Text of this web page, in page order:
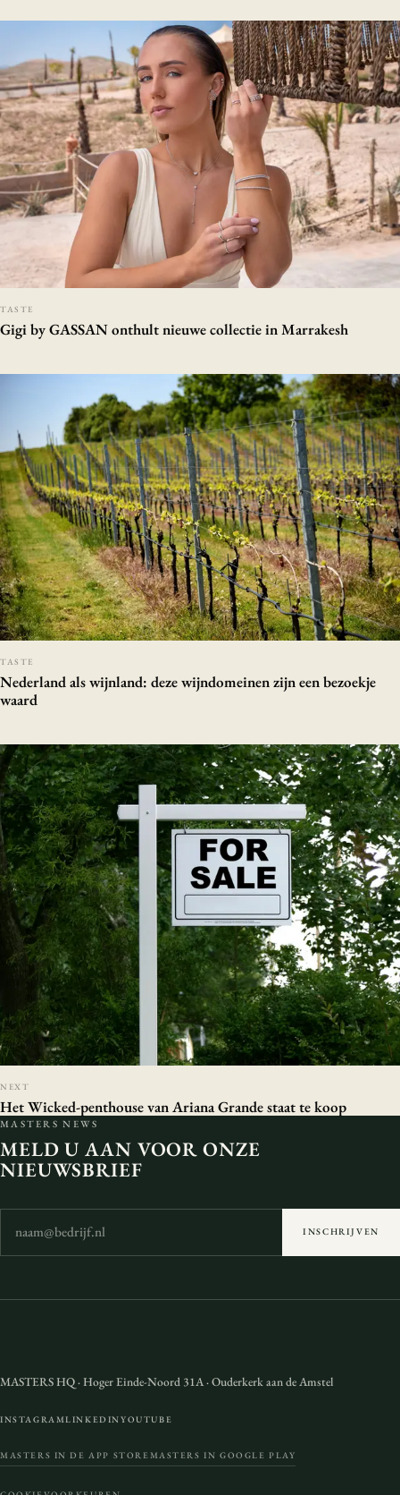
TASTE
Gigi by GASSAN onthult nieuwe collectie in Marrakesh
TASTE
Nederland als wijnland: deze wijndomeinen zijn een bezoekje
waard
NEXT
Het Wicked-penthouse van Ariana Grande staat te koop
MASTERS NEWS
MELD U AAN VOOR ONZE
NIEUWSBRIEF
INSCHRIJVEN
MASTERS HQ·Hoger Einde-Noord 31A·Ouderkerk aan de Amstel
INSTAGRAMLINKEDINYOUTUBE
MASTERS IN DE APP STOREMASTERS IN GOOGLE PLAY